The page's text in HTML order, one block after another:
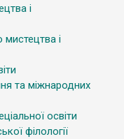
і
і
та міжнародних
освіти
філології